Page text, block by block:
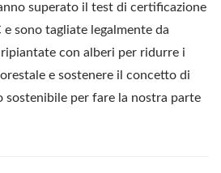
superato il test di certificazione
e sono tagliate legalmente da
con alberi per ridurre i
e sostenere il concetto di
sostenibile per fare la nostra parte